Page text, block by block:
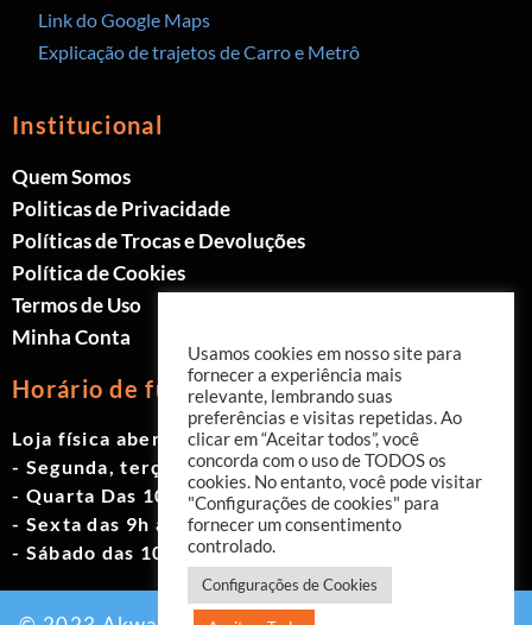
Link do Google Maps
Explicação de trajetos de Carro e Metrô
Institucional
Quem Somos
Politicas de Privacidade
Políticas de Trocas e Devoluções
Política de Cookies
Termos de Uso
Minha Conta
Horário de funcionamento
Loja física aberta de Segunda à Sábado.
- Segunda, terça e quinta das 9h às 19h
- Quarta Das 10h às 18h
- Sexta das 9h às 18h
- Sábado das 10h às 17h
Usamos cookies em nosso site para
fornecer a experiência mais
relevante, lembrando suas
preferências e visitas repetidas. Ao
clicar em “Aceitar todos”, você
concorda com o uso de TODOS os
cookies. No entanto, você pode visitar
"Configurações de cookies" para
fornecer um consentimento
controlado.
Configurações de Cookies